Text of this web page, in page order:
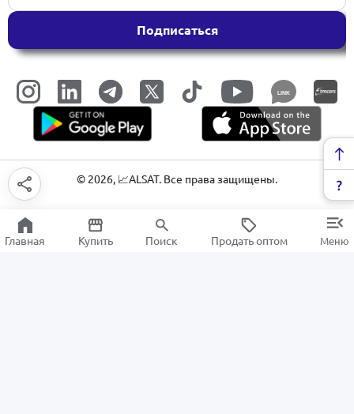
Подписаться
LINK
© 2026, 📈ALSAT. Все права защищены.
Главная Купить Поиск Продать оптом Меню